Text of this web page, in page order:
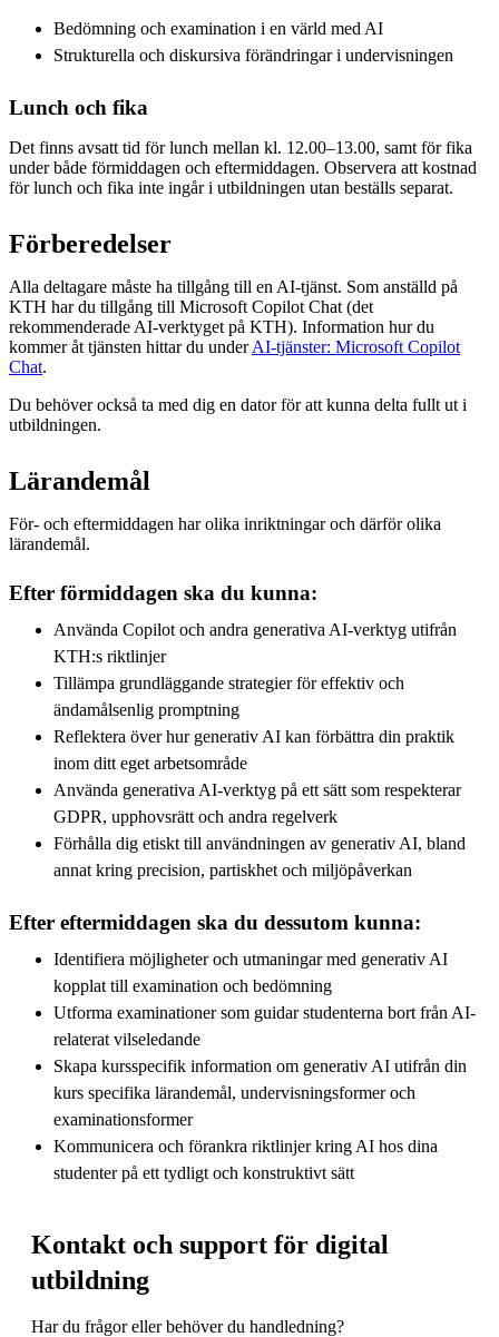
Bedömning och examination i en värld med AI
Strukturella och diskursiva förändringar i undervisningen
Lunch och fika
Det finns avsatt tid för lunch mellan kl. 12.00–13.00, samt för fika
under både förmiddagen och eftermiddagen. Observera att kostnad
för lunch och fika inte ingår i utbildningen utan beställs separat.
Förberedelser
Alla deltagare måste ha tillgång till en AI-tjänst. Som anställd på
KTH har du tillgång till Microsoft Copilot Chat (det
rekommenderade AI-verktyget på KTH). Information hur du
kommer åt tjänsten hittar du underAI-tjänster: Microsoft Copilot
Chat.
Du behöver också ta med dig en dator för att kunna delta fullt ut i
utbildningen.
Lärandemål
För- och eftermiddagen har olika inriktningar och därför olika
lärandemål.
Efter förmiddagen ska du kunna:
Använda Copilot och andra generativa AI-verktyg utifrån
KTH:s riktlinjer
Tillämpa grundläggande strategier för effektiv och
ändamålsenlig promptning
Reflektera över hur generativ AI kan förbättra din praktik
inom ditt eget arbetsområde
Använda generativa AI-verktyg på ett sätt som respekterar
GDPR, upphovsrätt och andra regelverk
Förhålla dig etiskt till användningen av generativ AI, bland
annat kring precision, partiskhet och miljöpåverkan
Efter eftermiddagen ska du dessutom kunna:
Identifiera möjligheter och utmaningar med generativ AI
kopplat till examination och bedömning
Utforma examinationer som guidar studenterna bort från AI-
relaterat vilseledande
Skapa kursspecifik information om generativ AI utifrån din
kurs specifika lärandemål, undervisningsformer och
examinationsformer
Kommunicera och förankra riktlinjer kring AI hos dina
studenter på ett tydligt och konstruktivt sätt
Kontakt och support för digital
utbildning
Har du frågor eller behöver du handledning?